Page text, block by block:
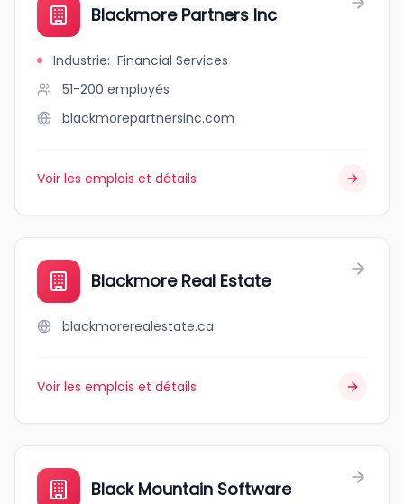
Blackmore Partners Inc
Industrie: Financial Services
51-200 employés
blackmorepartnersinc.com
Voir les emplois et détails
Blackmore Real Estate
blackmorerealestate.ca
Voir les emplois et détails
Black Mountain Software